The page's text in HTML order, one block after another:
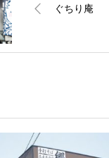
ぐちり庵